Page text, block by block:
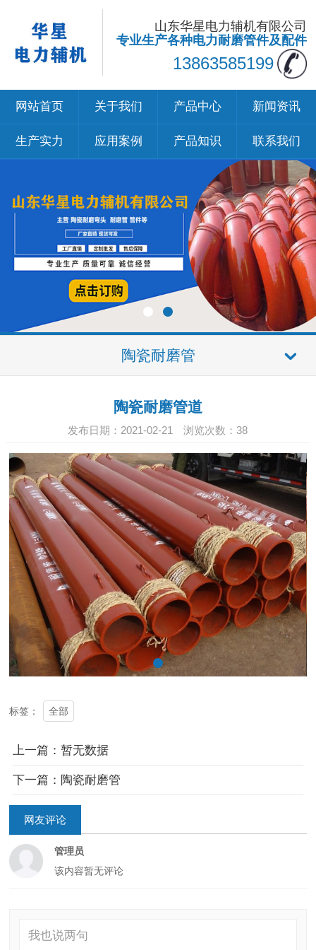
山东华星电力辅机有限公司
专业生产各种电力耐磨管件及配件
13863585199
网站首页 关于我们 产品中心 新闻资讯
生产实力 应用案例 产品知识 联系我们
陶瓷耐磨管
陶瓷耐磨管道
发布日期：2021-02-21 浏览次数：38
标签： 全部
上一篇：暂无数据
下一篇：陶瓷耐磨管
网友评论
管理员
该内容暂无评论